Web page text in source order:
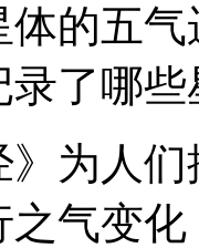
体的五
了哪
人们
气变